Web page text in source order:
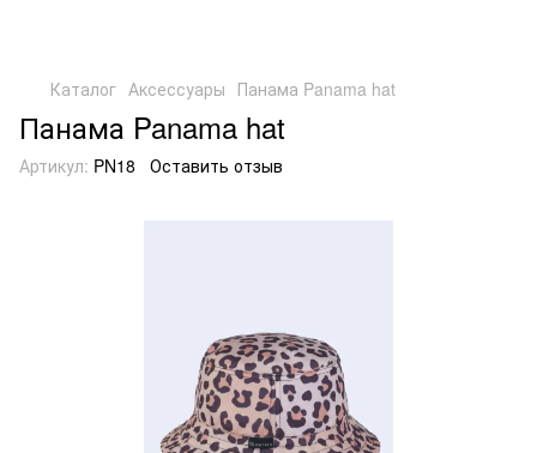
Каталог Аксессуары Панама Panama hat
Панама Panama hat
Артикул: PN18 Оставить отзыв